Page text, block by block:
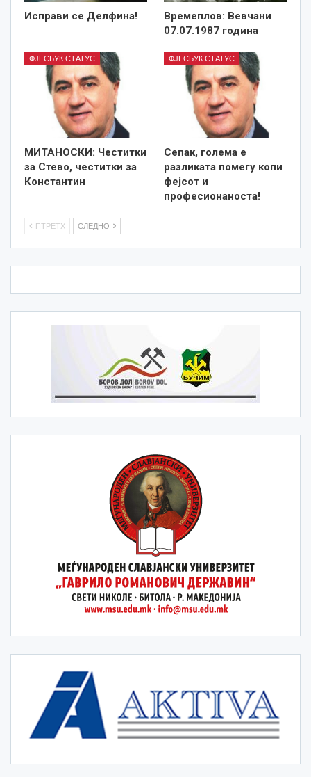
Исправи се Делфина!
Времеплов: Вевчани
07.07.1987 година
ФЈЕСБУК СТАТУС
MИТАНОСКИ: Честитки
за Стево, честитки за
Константин
ФЈЕСБУК СТАТУС
Сепак, голема е
разликата помегу копи
фејсот и
професионаноста!
ПТРЕТХ СЛЕДНО